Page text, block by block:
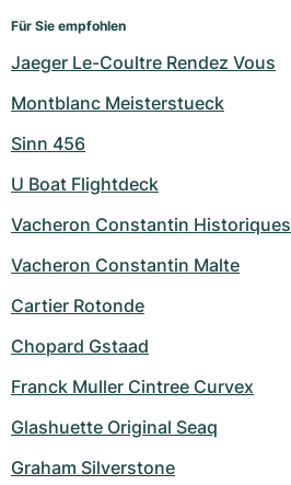
Für Sie empfohlen
Jaeger Le-Coultre Rendez Vous
Montblanc Meisterstueck
Sinn 456
U Boat Flightdeck
Vacheron Constantin Historiques
Vacheron Constantin Malte
Cartier Rotonde
Chopard Gstaad
Franck Muller Cintree Curvex
Glashuette Original Seaq
Graham Silverstone